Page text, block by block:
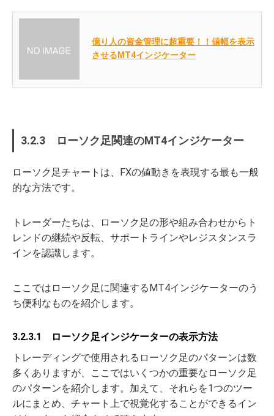
億り人の資金管理に超重要！！値幅を表示
させるMT4インジケーター
3.2.3 ローソク足関連のMT4インジケーター
ローソク足チャートは、FXの値動きを表現する最も一般
的な方法です。
トレーダーたちは、ローソク足の形や組み合わせからト
レンドの継続や反転、サポートラインやレジスタンスラ
インを認識します。
ここではローソク足に関連するMT4インジケーターのう
ち便利なものを紹介します。
3.2.3.1 ローソク足インジケーターの表示方法
トレーディングで使用されるローソク足のパターンは数
多くありますが、ここではいくつかの重要なローソク足
のパターンを紹介します。加えて、それらを1つのツー
ルにまとめ、チャート上で視覚化することができるイン